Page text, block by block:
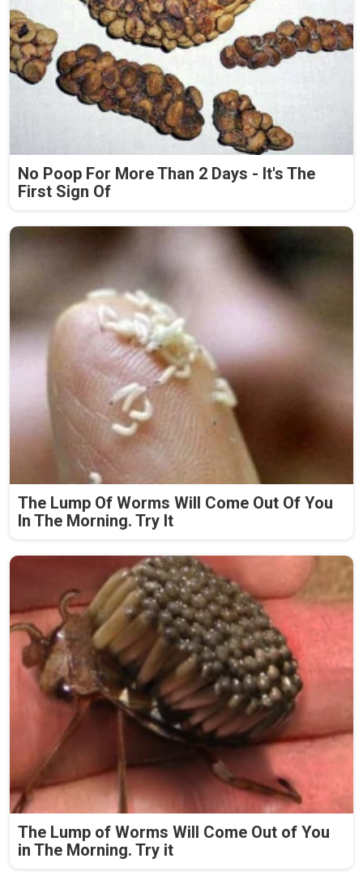
No Poop For More Than 2 Days - It's The
First Sign Of
The Lump Of Worms Will Come Out Of You
In The Morning. Try It
The Lump of Worms Will Come Out of You
in The Morning. Try it